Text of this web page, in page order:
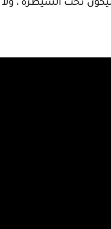
تحت السيطرة ، ولا